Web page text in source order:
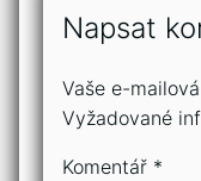
Napsat
Vaše e-
Vyžadované
Komentář *